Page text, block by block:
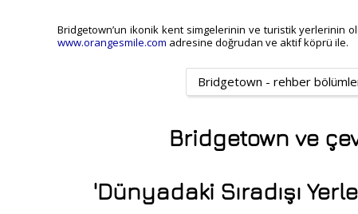
Bridgetown’un ikonik kent simgelerinin ve turistik yerlerinin
www.orangesmile.com adresine doğrudan ve aktif köprü ile.
Bridgetown - rehber
Bridgetown ve
'Dünyadaki Sıradışı